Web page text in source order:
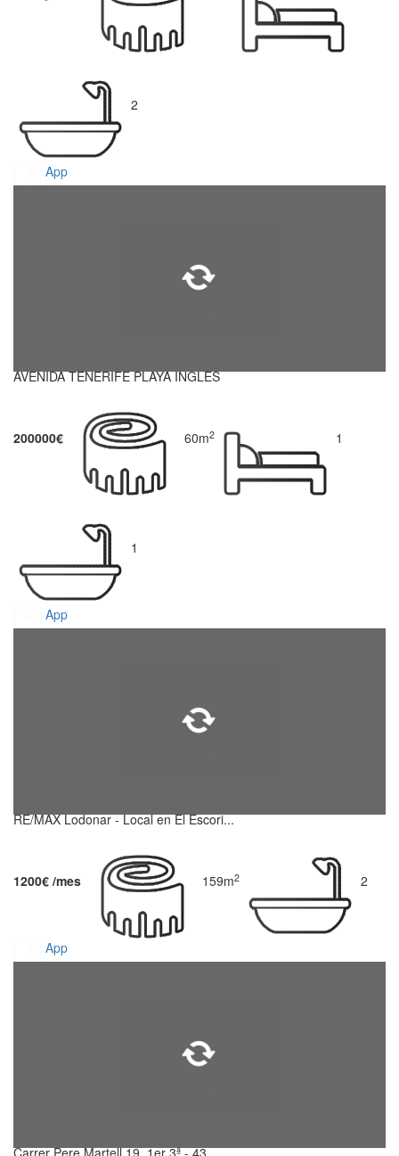
2
App
AVENIDA TENERIFE PLAYA INGLES
200000€ 60m2 1
1
App
RE/MAX Lodonar - Local en El Escori...
1200€ /mes 159m2 2
App
Carrer Pere Martell 19, 1er 3ª - 43...